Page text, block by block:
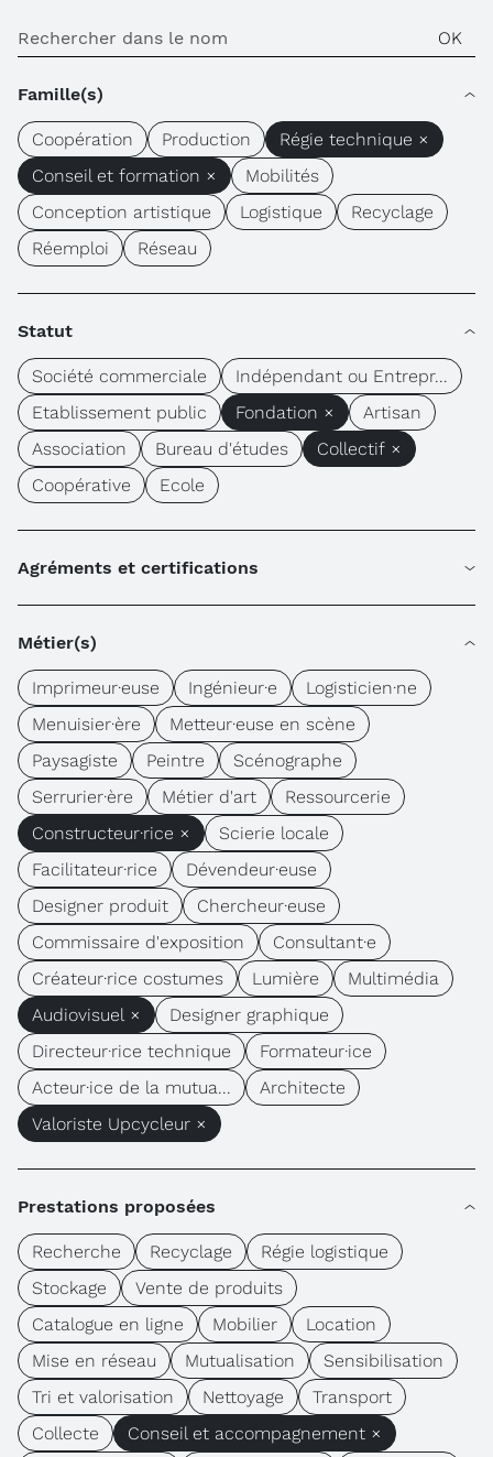
Famille(s)
Coopération Production
Régie technique ×
Conseil et formation ×
Mobilités
Conception artistique
Logistique
Recyclage
Réemploi
Réseau
Statut
Société commerciale
Indépendant ou Entrepr...
Etablissement public
Fondation ×
Artisan
Association
Bureau d'études
Collectif ×
Coopérative
Ecole
Agréments et certifications
Métier(s)
Imprimeur·euse Ingénieur·e
Logisticien·ne
Menuisier·ère
Metteur·euse en scène
Paysagiste
Peintre
Scénographe
Serrurier·ère
Métier d'art
Ressourcerie
Constructeur·rice ×
Scierie locale
Facilitateur·rice
Dévendeur·euse
Designer produit
Chercheur·euse
Commissaire d'exposition
Consultant·e
Créateur·rice costumes
Lumière
Multimédia
Audiovisuel ×
Designer graphique
Directeur·rice technique
Formateur·ice
Acteur·ice de la mutua...
Architecte
Valoriste Upcycleur ×
Prestations proposées
Recherche Recyclage
Régie logistique
Stockage
Vente de produits
Catalogue en ligne
Mobilier
Location
Mise en réseau
Mutualisation
Sensibilisation
Tri et valorisation
Nettoyage
Transport
Collecte
Conseil et accompagnement ×